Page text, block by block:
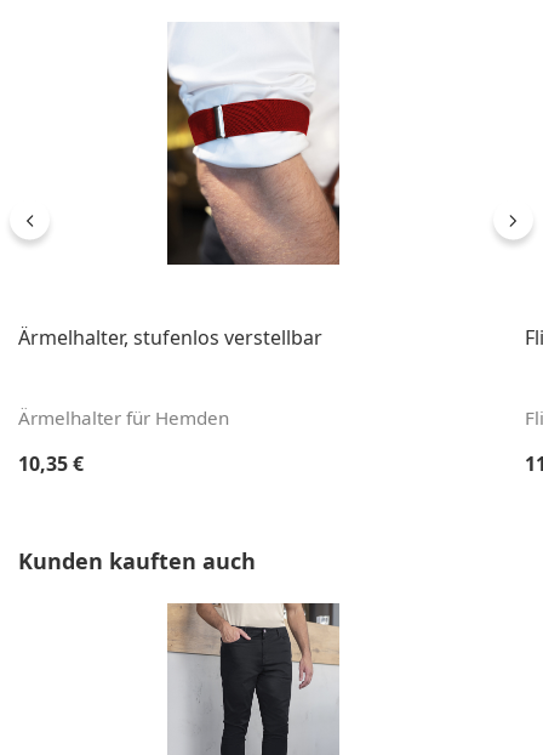
Ärmelhalter, stufenlos verstellbar
Ärmelhalter für Hemden
Regulärer Preis:
10,35 €
Produktgalerie überspringen
Kunden kauften auch